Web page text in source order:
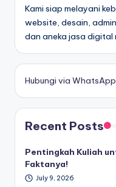
Kami siap melayani
website, desain,
dan aneka jasa digital
Hubungi via
Recent Posts
Pentingkah Kuliah
Faktanya!
July 9, 2026